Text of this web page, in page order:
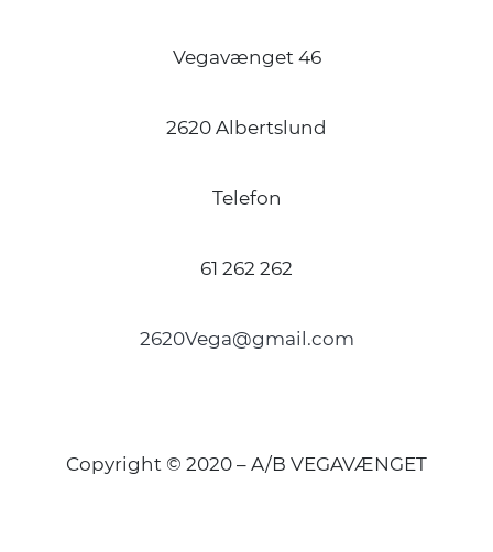
Vegavænget 46
2620 Albertslund
Telefon
61 262 262
2620Vega@gmail.com
Copyright © 2020 – A/B VEGAVÆNGET